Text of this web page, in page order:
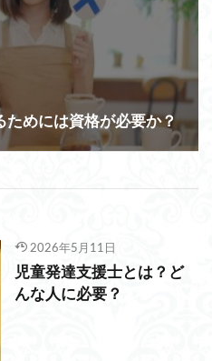
ためには資格が必要か？
2026年5月11日
児童発達支援士とは？ど
んな人に必要？